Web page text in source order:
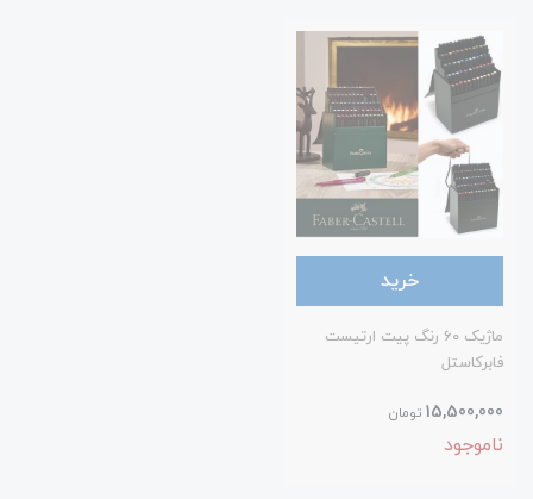
خرید
ماژیک ۶۰ رنگ پیت ارتیست
فابرکاستل
15,500,000 تومان
ناموجود